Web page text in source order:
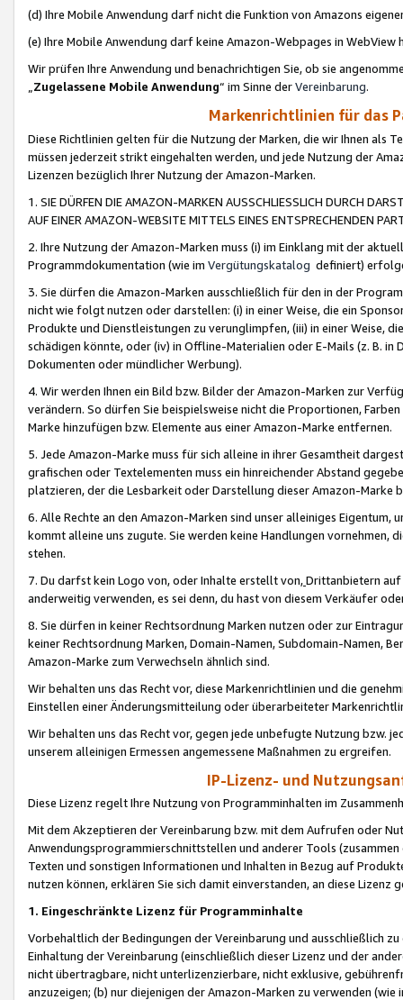
(d) Ihre Mobile Anwendung darf nicht die Funktion von Amazons
(e) Ihre Mobile Anwendung darf keine Amazon-Webpages in WebView
Wir prüfen Ihre Anwendung und benachrichtigen Sie, ob sie
„Zugelassene Mobile Anwendung“ im Sinne derVereinbarung.
Markenrichtlinien für das
Diese Richtlinien gelten für die Nutzung der Marken, die wir Ihnen als
müssen jederzeit strikt eingehalten werden, und jede Nutzung der
Lizenzen bezüglich Ihrer Nutzung der Amazon-Marken.
1. SIE DÜRFEN DIE AMAZON-MARKEN AUSSCHLIESSLICH DURCH
AUF EINER AMAZON-WEBSITE MITTELS EINES ENTSPRECHENDEN
2. Ihre Nutzung der Amazon-Marken muss (i) im Einklang mit der
Programmdokumentation (wie im Vergütungskatalog definiert)
3. Sie dürfen die Amazon-Marken ausschließlich für den in der
nicht wie folgt nutzen oder darstellen: (i) in einer Weise, die ein
Produkte und Dienstleistungen zu verunglimpfen, (iii) in einer Weise,
schädigen könnte, oder (iv) in Offline-Materialien oder E-Mails (z. B. in
Dokumenten oder mündlicher Werbung).
4. Wir werden Ihnen ein Bild bzw. Bilder der Amazon-Marken zur
verändern. So dürfen Sie beispielsweise nicht die Proportionen,
Marke hinzufügen bzw. Elemente aus einer Amazon-Marke entfernen.
5. Jede Amazon-Marke muss für sich alleine in ihrer Gesamtheit
grafischen oder Textelementen muss ein hinreichender Abstand
platzieren, der die Lesbarkeit oder Darstellung dieser Amazon-Marke
6. Alle Rechte an den Amazon-Marken sind unser alleiniges
kommt alleine uns zugute. Sie werden keine Handlungen vornehmen,
stehen.
7. Du darfst kein Logo von, oder Inhalte erstellt von,Drittanbietern auf
anderweitig verwenden, es sei denn, du hast von diesem Verkäufer
8. Sie dürfen in keiner Rechtsordnung Marken nutzen oder zur
keiner Rechtsordnung Marken, Domain-Namen, Subdomain-Namen,
Amazon-Marke zum Verwechseln ähnlich sind.
Wir behalten uns das Recht vor, diese Markenrichtlinien und die
Einstellen einer Änderungsmitteilung oder überarbeiteter
Wir behalten uns das Recht vor, gegen jede unbefugte Nutzung bzw.
unserem alleinigen Ermessen angemessene Maßnahmen zu ergreifen.
IP-Lizenz- und
Diese Lizenz regelt Ihre Nutzung von Programminhalten im
Mit dem Akzeptieren der Vereinbarung bzw. mit dem Aufrufen oder
Anwendungsprogrammierschnittstellen und anderer Tools (zusammen
Texten und sonstigen Informationen und Inhalten in Bezug auf
nutzen können, erklären Sie sich damit einverstanden, an diese Lizenz
1. Eingeschränkte Lizenz für Programminhalte
Vorbehaltlich der Bedingungen der Vereinbarung und ausschließlich
Einhaltung der Vereinbarung (einschließlich dieser Lizenz und der
nicht übertragbare, nicht unterlizenzierbare, nicht exklusive,
anzuzeigen; (b) nur diejenigen der Amazon-Marken zu verwenden